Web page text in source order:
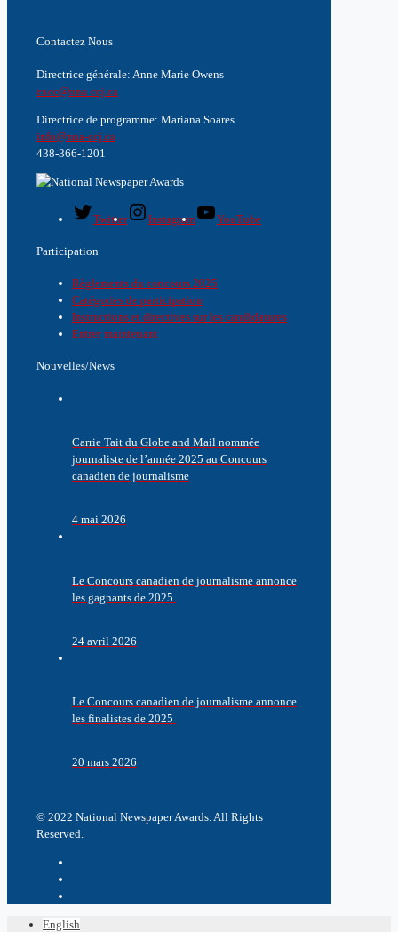
Contactez Nous
Directrice générale: Anne Marie Owens
exec@nna-ccj.ca
Directrice de programme: Mariana Soares
info@nna-ccj.ca
438-366-1201
Twitter Instagram YouTube
Participation
Règlements du concours 2025
Catégories de participation
Instructions et directives sur les candidatures
Entrer maintenant
Nouvelles/News
Carrie Tait du Globe and Mail nommée
journaliste de l’année 2025 au Concours
canadien de journalisme
4 mai 2026
Le Concours canadien de journalisme annonce
les gagnants de 2025
24 avril 2026
Le Concours canadien de journalisme annonce
les finalistes de 2025
20 mars 2026
© 2022 National Newspaper Awards. All Rights
Reserved.
English